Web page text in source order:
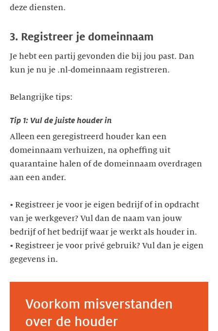
deze diensten.
3. Registreer je domeinnaam
Je hebt een partij gevonden die bij jou past. Dan
kun je nu je .nl-domeinnaam registreren.
Belangrijke tips:
Tip 1: Vul de juiste houder in
Alleen een geregistreerd houder kan een
domeinnaam verhuizen, na opheffing uit
quarantaine halen of de domeinnaam overdragen
aan een ander.
• Registreer je voor je eigen bedrijf of in opdracht
van je werkgever? Vul dan de naam van jouw
bedrijf of het bedrijf waar je werkt als houder in.
• Registreer je voor privé gebruik? Vul dan je eigen
gegevens in.
Voorkom misverstanden
over de houder